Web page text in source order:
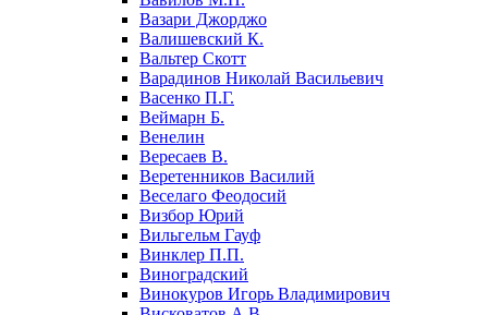
Вазари Джорджо
Валишевский К.
Вальтер Скотт
Варадинов Николай Васильевич
Васенко П.Г.
Веймарн Б.
Венелин
Вересаев В.
Веретенников Василий
Веселаго Феодосий
Визбор Юрий
Вильгельм Гауф
Винклер П.П.
Виноградский
Винокуров Игорь Владимирович